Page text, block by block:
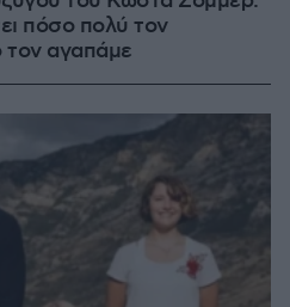
πόσο πολύ τον
τον αγαπάμε